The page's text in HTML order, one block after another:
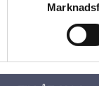
Add to favorites
BUY